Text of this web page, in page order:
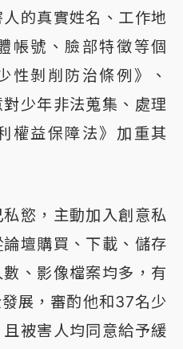
的真實姓名、工作地
帳號、臉部特徵等個
性剝削防治條例》、
對少年非法蒐集、處理
權益保障法》加重其
慾，主動加入創意私
壇購買、下載、儲存
、影像檔案均多，有
展，審酌他和37名少
被害人均同意給予緩